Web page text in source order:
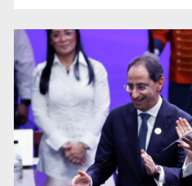
Cae en Zapopan prófugo
Interpol